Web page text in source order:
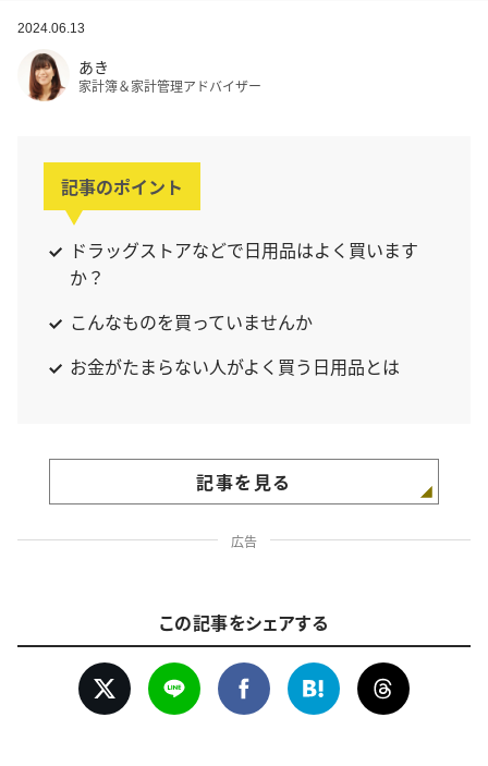
2024.06.13
あき
家計簿＆家計管理アドバイザー
記事のポイント
ドラッグストアなどで日用品はよく買います
か？
こんなものを買っていませんか
お金がたまらない人がよく買う日用品とは
記事を見る
広告
この記事をシェアする